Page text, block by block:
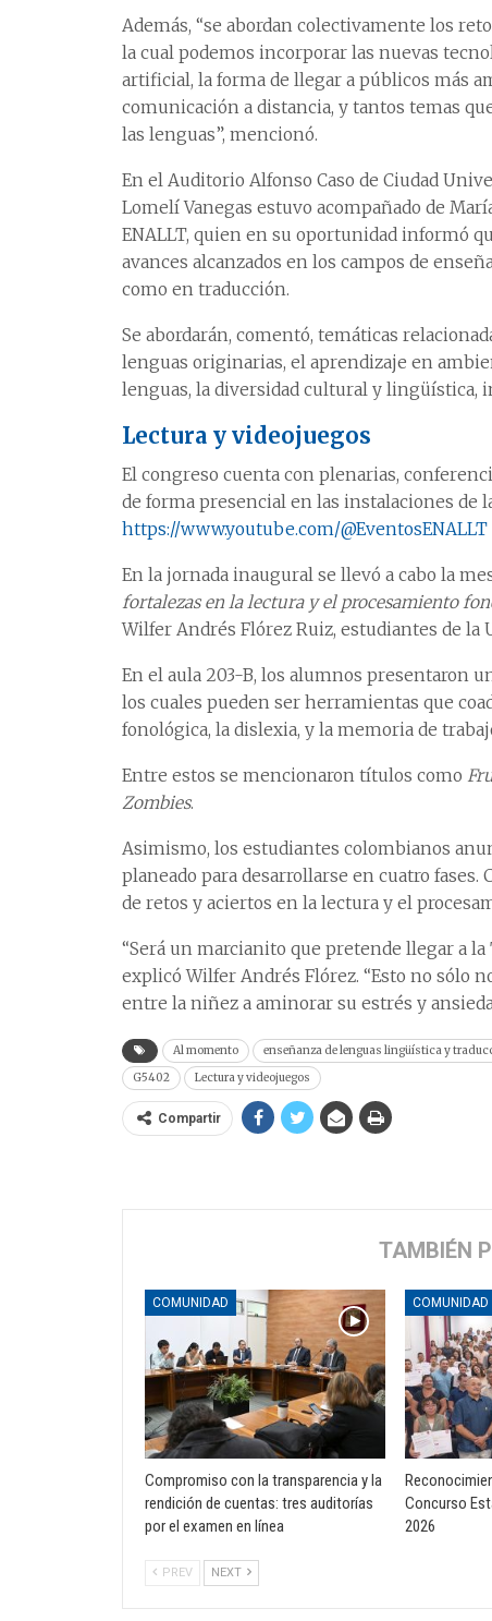
Además, “se abordan colectivamente los
la cual podemos incorporar las nuevas
artificial, la forma de llegar a públicos más
comunicación a distancia, y tantos temas
las lenguas”, mencionó.
En el Auditorio Alfonso Caso de Ciudad
Lomelí Vanegas estuvo acompañado de
ENALLT, quien en su oportunidad informó
avances alcanzados en los campos de
como en traducción.
Se abordarán, comentó, temáticas
lenguas originarias, el aprendizaje en
lenguas, la diversidad cultural y lingüística,
Lectura y videojuegos
El congreso cuenta con plenarias,
de forma presencial en las instalaciones de
https://www.youtube.com/@EventosENALLT
En la jornada inaugural se llevó a cabo la
fortalezas en la lectura y el procesamiento
Wilfer Andrés Flórez Ruiz, estudiantes de la
En el aula 203-B, los alumnos presentaron
los cuales pueden ser herramientas que
fonológica, la dislexia, y la memoria de
Entre estos se mencionaron títulos como
Zombies.
Asimismo, los estudiantes colombianos
planeado para desarrollarse en cuatro
de retos y aciertos en la lectura y el
“Será un marcianito que pretende llegar a
explicó Wilfer Andrés Flórez. “Esto no sólo
entre la niñez a aminorar su estrés y
Al momento enseñanza de lenguas lingüística y
G5402
Lectura y videojuegos
Compartir
TAMBIÉN
COMUNIDAD
Compromiso con la transparencia y la
rendición de cuentas: tres auditorías
por el examen en línea
COMUNIDAD
Concurso
2026
PREV NEXT